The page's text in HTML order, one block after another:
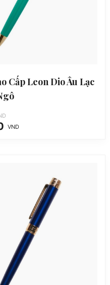
Cấp Leon Dio Âu Lạc
VND